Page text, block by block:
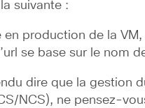
suivante :
en production de la
se base sur le nom
dire que la gestion
NCS), ne pensez-